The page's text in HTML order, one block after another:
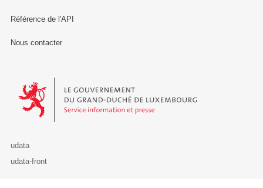
Référence de l'API
Nous contacter
Le Gouvernement du Grand-Duché de Luxembourg - Service
udata
udata-front